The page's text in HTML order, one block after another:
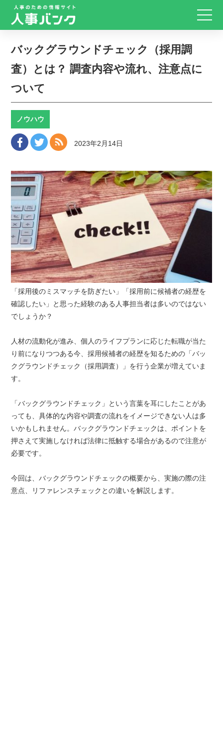
バックグラウンドチェック（採用調
査）とは？ 調査内容や流れ、注意点に
ついて
ノウハウ
2023年2月14日
「採用後のミスマッチを防ぎたい」「採用前に候補者の経歴を
確認したい」と思った経験のある人事担当者は多いのではない
でしょうか？
人材の流動化が進み、個人のライフプランに応じた転職が当た
り前になりつつある今、採用候補者の経歴を知るための「バッ
クグラウンドチェック（採用調査）」を行う企業が増えていま
す。
「バックグラウンドチェック」という言葉を耳にしたことがあ
っても、具体的な内容や調査の流れをイメージできない人は多
いかもしれません。バックグラウンドチェックは、ポイントを
押さえて実施しなければ法律に抵触する場合があるので注意が
必要です。
今回は、バックグラウンドチェックの概要から、実施の際の注
意点、リファレンスチェックとの違いを解説します。